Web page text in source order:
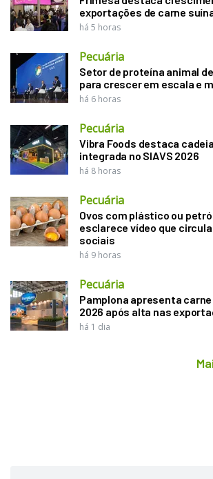
exportações de carne
há 5 horas
Pecuária
Setor de proteína animal
para crescer em escala e
há 6 horas
Pecuária
Vibra Foods destaca
integrada no SIAVS 2026
há 8 horas
Pecuária
Ovos com plástico ou
esclarece vídeo que
sociais
há 9 horas
Pecuária
Pamplona apresenta carne
2026 após alta nas
há 1 dia